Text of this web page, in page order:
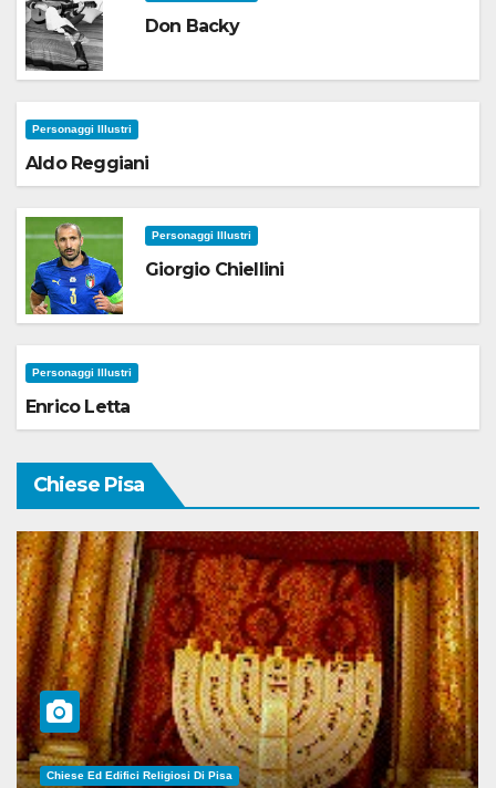
Don Backy
Personaggi Illustri
Aldo Reggiani
Personaggi Illustri
Giorgio Chiellini
Personaggi Illustri
Enrico Letta
Chiese Pisa
Chiese Ed Edifici Religiosi Di Pisa